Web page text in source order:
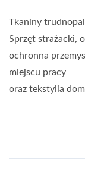
Tkaniny
Sprzęt strażacki,
ochronna
miejscu pracy
oraz tekstylia